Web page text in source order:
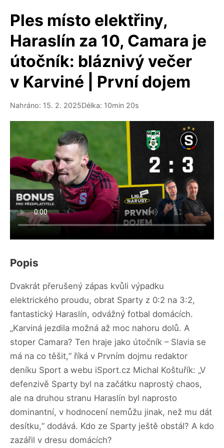
Ples místo elektřiny,
Haraslín za 10, Camara je
útočník: bláznivý večer
v Karviné | První dojem
Nahráno: 15. 2. 2025Délka: 10min 20s
Popis
Dvakrát přerušený zápas kvůli výpadku
elektrického proudu, obrat Sparty z 0:2 na 3:2,
fantastický Haraslín, odvážný fotbal domácích.
„Karviná jezdila možná až moc nahoru dolů. A
stoper Camara? Ten hraje jako útočník – Slavia se
má na co těšit,“ říká v Prvním dojmu redaktor
deníku Sport a webu iSport.cz Michal Koštuřík: „V
defenzivě Sparty byl na začátku naprostý chaos,
ale na druhou stranu Haraslín byl naprosto
dominantní, v hodnocení nemůžu jinak, než mu dát
desítku,“ dodává. Kdo ze Sparty ještě obstál? A kdo
zazářil v dresu domácích?